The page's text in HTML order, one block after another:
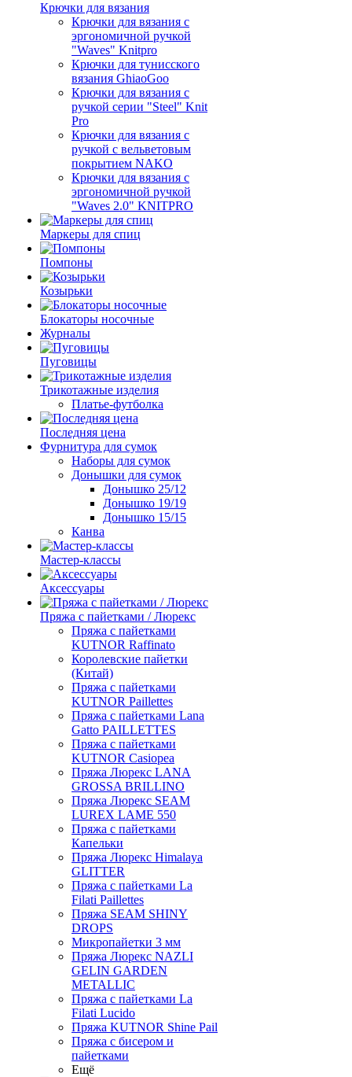
Крючки для вязания
Крючки для вязания с
эргономичной ручкой
"Waves" Knitpro
Крючки для тунисского
вязания GhiaoGoo
Крючки для вязания с
ручкой серии "Steel" Knit
Pro
Крючки для вязания с
ручкой с вельветовым
покрытием NAKO
Крючки для вязания с
эргономичной ручкой
"Waves 2.0" KNITPRO
Маркеры для спиц
Помпоны
Козырьки
Блокаторы носочные
Журналы
Пуговицы
Трикотажные изделия
Платье-футболка
Последняя цена
Фурнитура для сумок
Наборы для сумок
Донышки для сумок
Донышко 25/12
Донышко 19/19
Донышко 15/15
Канва
Мастер-классы
Аксессуары
Пряжа с пайетками / Люрекс
Пряжа с пайетками
KUTNOR Raffinato
Королевские пайетки
(Китай)
Пряжа с пайетками
KUTNOR Paillettes
Пряжа с пайетками Lana
Gatto PAILLETTES
Пряжа с пайетками
KUTNOR Casiopea
Пряжа Люрекс LANA
GROSSA BRILLINO
Пряжа Люрекс SEAM
LUREX LAME 550
Пряжа с пайетками
Капельки
Пряжа Люрекс Himalaya
GLITTER
Пряжа с пайетками La
Filati Paillettes
Пряжа SEAM SHINY
DROPS
Микропайетки 3 мм
Пряжа Люрекс NAZLI
GELIN GARDEN
METALLIC
Пряжа с пайетками La
Filati Lucido
Пряжа KUTNOR Shine Pail
Пряжа с бисером и
пайетками
Ещё